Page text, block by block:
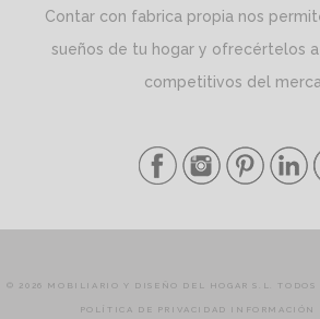
Contar con fabrica propia nos
sueños de tu hogar y ofrecértelos
competitivos del
© 2026 MOBILIARIO Y DISEÑO DEL HOGAR S.L. TODOS
POLÍTICA DE PRIVACIDAD INFORMACIÓN